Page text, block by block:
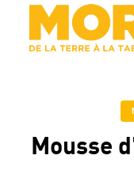
Mousse